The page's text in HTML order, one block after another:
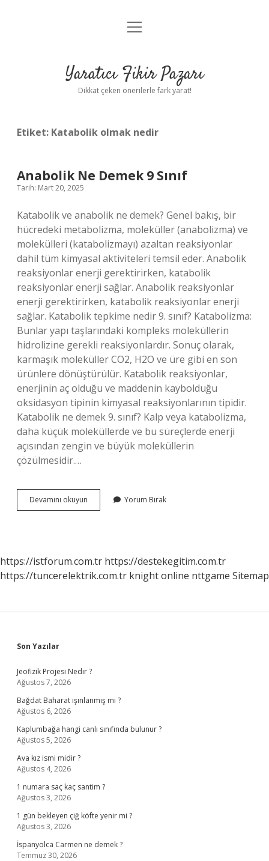
Anasayfa
Yasal Uyarı
menüyü
Yaratıcı Fikir Pazarı
Dikkat çeken önerilerle fark yarat!
Etiket: Katabolik olmak nedir
Anabolik Ne Demek 9 Sınıf
Tarih: Mart 20, 2025
Katabolik ve anabolik ne demek? Genel bakış, bir
hücredeki metabolizma, moleküller (anabolizma) ve
molekülleri (katabolizmayı) azaltan reaksiyonlar
dahil tüm kimyasal aktiviteleri temsil eder. Anabolik
reaksiyonlar enerji gerektirirken, katabolik
reaksiyonlar enerji sağlar. Anabolik reaksiyonlar
enerji gerektirirken, katabolik reaksiyonlar enerji
sağlar. Katabolik tepkime nedir 9. sınıf? Katabolizma:
Bunlar yapı taşlarındaki kompleks moleküllerin
hidrolizine gerekli reaksiyonlardır. Sonuç olarak,
karmaşık moleküller CO2, H2O ve üre gibi en son
ürünlere dönüştürülür. Katabolik reaksiyonlar,
enerjinin aç olduğu ve maddenin kaybolduğu
oksidasyon tipinin kimyasal reaksiyonlarının tipidir.
Katabolik ne demek 9. sınıf? Kalp veya katabolizma,
daha küçük moleküllerde ve bu süreçlerde enerji
açısından zengin ve büyük moleküllerin
çözülmesidir.…
Devamını okuyun Anabolik
Ne
Yorum Bırak
https://istforum.com.tr https://destekegitim.com.tr
https://tuncerelektrik.com.tr knight online nttgame Sitemap
Sidebar
Son Yazılar
Jeofizik Projesi Nedir ?
Ağustos 7, 2026
Bağdat Baharat ışınlanmış mı ?
Ağustos 6, 2026
Kaplumbağa hangi canlı sınıfında bulunur ?
Ağustos 5, 2026
Ava kız ismi midir ?
Ağustos 4, 2026
1 numara saç kaç santim ?
Ağustos 3, 2026
1 gün bekleyen çiğ köfte yenir mi ?
Ağustos 3, 2026
İspanyolca Carmen ne demek ?
Temmuz 30, 2026